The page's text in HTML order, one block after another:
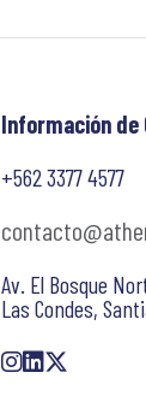
Información de
+562 3377 4577
Av. El Bosque
Las Condes,